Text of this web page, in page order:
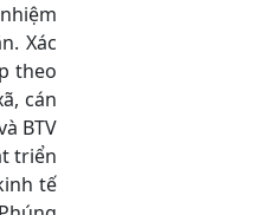
Xác
theo
cán
BTV
triển
tế